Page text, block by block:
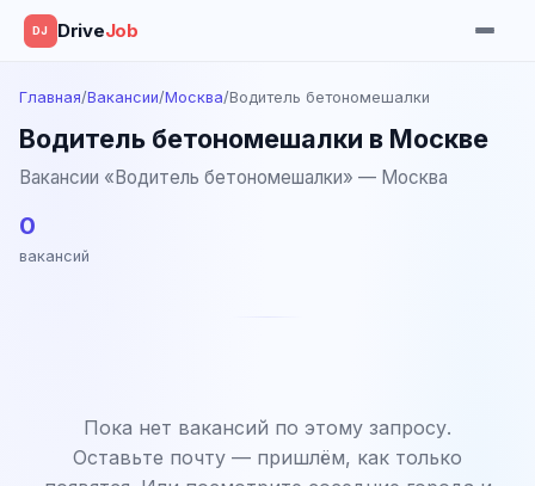
DJ DriveJob
Главная/Вакансии/Москва/Водитель бетономешалки
Водитель бетономешалки в Москве
Вакансии «Водитель бетономешалки» — Москва
0
вакансий
Пока нет вакансий по этому запросу.
Оставьте почту — пришлём, как только